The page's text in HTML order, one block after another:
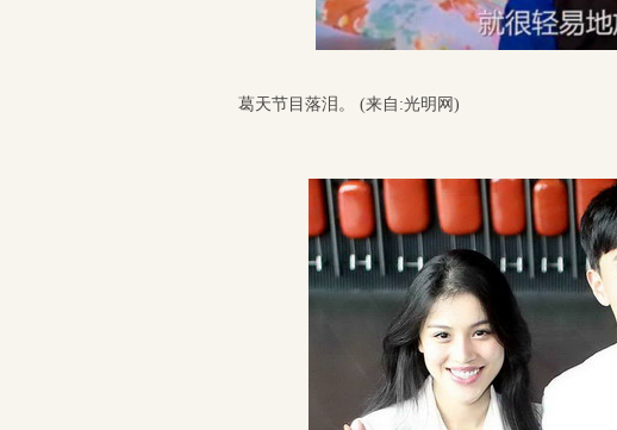
葛天节目落泪。 (来自:光明网)